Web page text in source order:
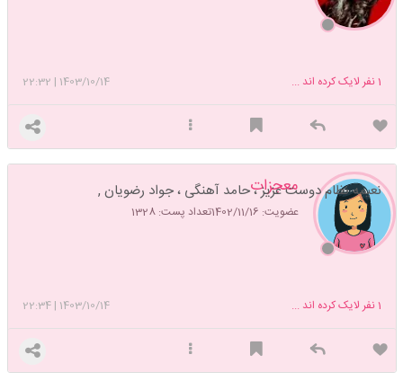
1403/10/14
|
22:32 1نفر لایک کرده اند ...
معجزات
عضویت: 1402/11/16 تعداد پست: 1328
نعیمه نظام دوست عزیز ، حامد آهنگی ، جواد رضویان ,
1403/10/14
|
22:34 1نفر لایک کرده اند ...